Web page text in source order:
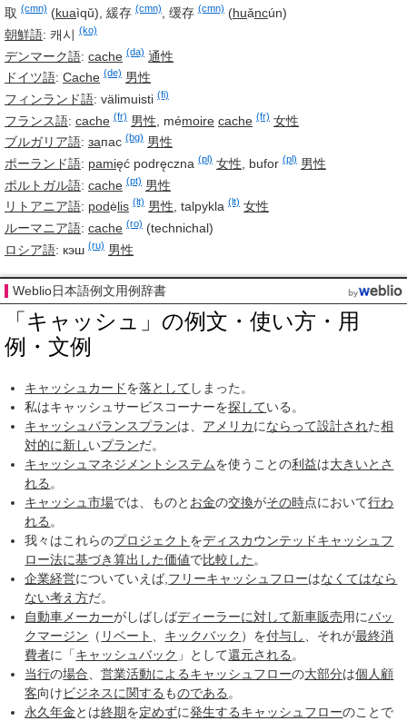
取 (cmn) (kuaìqǔ), 緩存 (cmn) 缓存 (cmn) (huǎncún)
朝鮮語: 캐시 (ko)
デンマーク語: cache (da) 通性
ドイツ語: Cache (de) 男性
フィンランド語: välimuisti (fi)
フランス語: cache (fr) 男性 mémoire cache (fr) 女性
ブルガリア語: запас (bg) 男性
ポーランド語: pamięć podręczna (pl) 女性 bufor (pl) 男性
ポルトガル語: cache (pt) 男性
リトアニア語: podėlis (lt) 男性 talpykla (lt) 女性
ルーマニア語: cache (ro) (technichal)
ロシア語: кэш (ru) 男性
Weblio日本語例文用例辞書
「キャッシュ」の例文・使い方・用
例・文例
キャッシュカードを落として しまった。
私はキャッシュサービスコーナーを探している。
キャッシュバランスプランは、 アメリカにならって設計された相
対的に新しいプランだ。
キャッシュマネジメントシステムを使うことの利益は大き いとさ
れる。
キャッシュ市場では、ものと お金の交換がその時点において行わ
れる。
我々はこれらのプロジェクト をディスカウンテッドキャッシュフ
ロー法に基づき算出した価値で比較した。
企業経営についていえば,フリーキャッシュフローはなくてはなら
ない考え方だ。
自動車メーカーがしばしばディーラーに対して新車販売用にバッ
クマージン （ リベート 、 キックバック ）を付与し、それが最終消
費者に「キャッシュバック 」として還元される。
当行の場合、営業活動によるキャッシュフローの大部分は個人顧
客向けビジネスに関する ものである。
永久年金とは終期を定めずに発生するキャッシュフローのことで